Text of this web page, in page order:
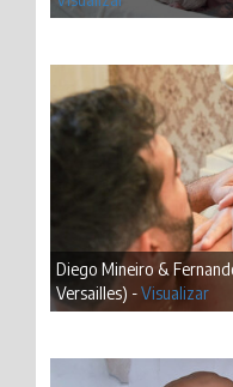
Diego Mineiro &
Versailles) -Visualizar